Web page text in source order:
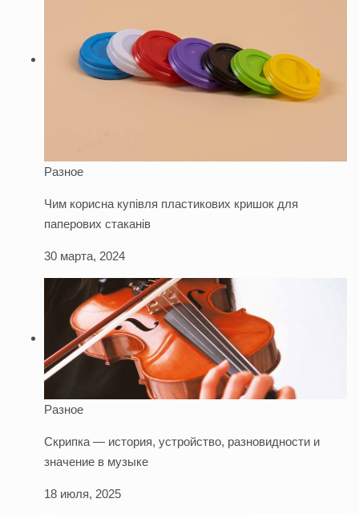
Разное
Чим корисна купівля пластикових кришок для
паперових стаканів
30 марта, 2024
Разное
Скрипка — история, устройство, разновидности и
значение в музыке
18 июля, 2025